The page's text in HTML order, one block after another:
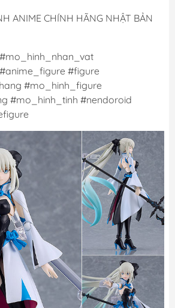
ANIME CHÍNH HÃNG NHẬT BẢN
#figure
#mo_hinh_figure
#mo_hinh_tinh #nendoroid